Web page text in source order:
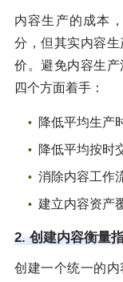
内容生产的成本
分，但其实内容
价。避免内容生
四个方面着手：
降低平均生产
降低平均按时
消除内容工作
建立内容资产
2. 创建内容衡量
创建一个统一的